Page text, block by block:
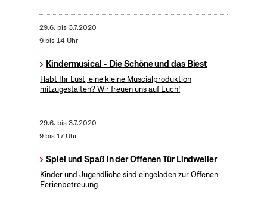
29.6. bis3.7.2020
9 bis 14 Uhr
Kindermusical - Die Schöne und das Biest
Habt Ihr Lust, eine kleine Muscialproduktion
mitzugestalten? Wir freuen uns auf Euch!
29.6. bis3.7.2020
9 bis 17 Uhr
Spiel und Spaß in der Offenen Tür Lindweiler
Kinder und Jugendliche sind eingeladen zur Offenen
Ferienbetreuung